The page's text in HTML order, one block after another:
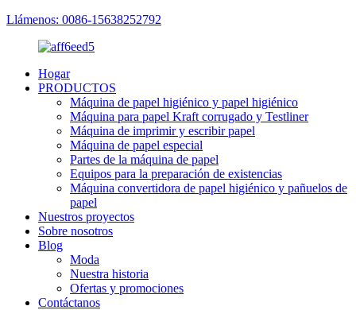
Llámenos: 0086-15638252792
Hogar
PRODUCTOS
Máquina de papel higiénico y papel higiénico
Máquina para papel Kraft corrugado y Testliner
Máquina de imprimir y escribir papel
Máquina de papel especial
Partes de la máquina de papel
Equipos para la preparación de existencias
Máquina convertidora de papel higiénico y pañuelos de
papel
Nuestros proyectos
Sobre nosotros
Blog
Moda
Nuestra historia
Ofertas y promociones
Contáctanos